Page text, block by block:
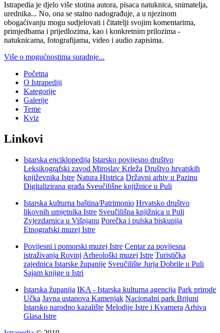
Istrapedia je djelo više stotina autora, pisaca natuknica, snimatelja,
urednika... No, ona se stalno nadograđuje, a u njezinom
obogaćivanju mogu sudjelovati i čitatelji svojim komentarima,
primjedbama i prijedlozima, kao i konkretnim prilozima -
natuknicama, fotografijama, video i audio zapisima.
Više o mogućnostima suradnje...
Početna
O Istrapediji
Kategorije
Galerije
Teme
Kviz
Linkovi
Istarska enciklopedija Istarsko povijesno društvo
Leksikografski zavod Miroslav Krleža Društvo hrvatskih
književnika Istre Natura Histrica Državni arhiv u Pazinu
Digitalizirana građa Sveučilišne knjižnice u Puli
Istarska kulturna baština/Patrimonio Hrvatsko društvo
likovnih umjetnika Istre Sveučilišna knjižnica u Puli
Zvjezdarnica u Višnjanu Porečka i pulska biskupija
Etnografski muzej Istre
Povijesni i pomorski muzej Istre Centar za povijesna
istraživanja Rovinj Arheološki muzej Istre Turistička
zajednica Istarske županije Sveučilište Jurja Dobrile u Puli
Sajam knjige u Istri
Istarska županija IKA - Istarska kulturna agencija Park prirode
Učka Javna ustanova Kamenjak Nacionalni park Brijuni
Istarsko narodno kazalište Melodije Istre i Kvarnera Arhiva
Glasa Istre